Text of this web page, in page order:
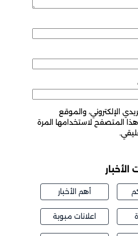
الإلكتروني، والموقع
المتصفح لاستخدامها المرة
أهم الأخبار
اعلانات مبوبة